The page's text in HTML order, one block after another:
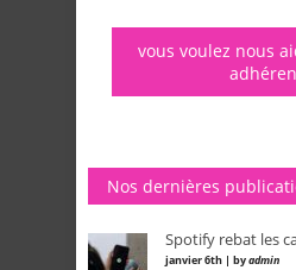
vous voulez nous
Nos dernières
Spotify rebat les
janvier 6th | byadmin